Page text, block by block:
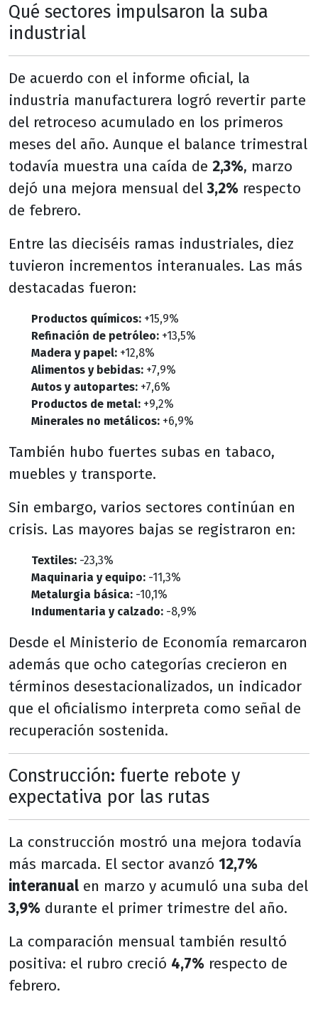
Qué sectores impulsaron la suba
industrial
De acuerdo con el informe oficial, la
industria manufacturera logró revertir parte
del retroceso acumulado en los primeros
meses del año. Aunque el balance trimestral
todavía muestra una caída de 2,3%, marzo
dejó una mejora mensual del3,2% respecto
de febrero.
Entre las dieciséis ramas industriales, diez
tuvieron incrementos interanuales. Las más
destacadas fueron:
Productos químicos: +15,9%
Refinación de petróleo: +13,5%
Madera y papel: +12,8%
Alimentos y bebidas: +7,9%
Autos y autopartes: +7,6%
Productos de metal: +9,2%
Minerales no metálicos: +6,9%
También hubo fuertes subas en tabaco,
muebles y transporte.
Sin embargo, varios sectores continúan en
crisis. Las mayores bajas se registraron en:
Textiles: -23,3%
Maquinaria y equipo: -11,3%
Metalurgia básica: -10,1%
Indumentaria y calzado: -8,9%
Desde el Ministerio de Economía remarcaron
además que ocho categorías crecieron en
términos desestacionalizados, un indicador
que el oficialismo interpreta como señal de
recuperación sostenida.
Construcción: fuerte rebote y
expectativa por las rutas
La construcción mostró una mejora todavía
más marcada. El sector avanzó 12,7%
interanual en marzo y acumuló una suba del
3,9% durante el primer trimestre del año.
La comparación mensual también resultó
positiva: el rubro creció 4,7% respecto de
febrero.